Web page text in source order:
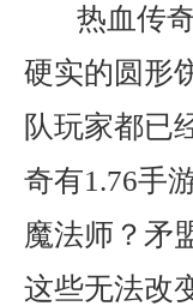
热血传
硬实的圆形
队玩家都已
奇有1.76手
魔法师？矛
这些无法改